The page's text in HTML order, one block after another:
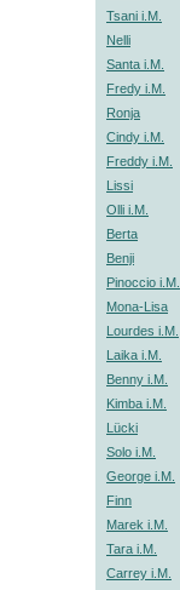
Tsani i.M.
Nelli
Santa i.M.
Fredy i.M.
Ronja
Cindy i.M.
Freddy i.M.
Lissi
Olli i.M.
Berta
Benji
Pinoccio i.M.
Mona-Lisa
Lourdes i.M.
Laika i.M.
Benny i.M.
Kimba i.M.
Lücki
Solo i.M.
George i.M.
Finn
Marek i.M.
Tara i.M.
Carrey i.M.